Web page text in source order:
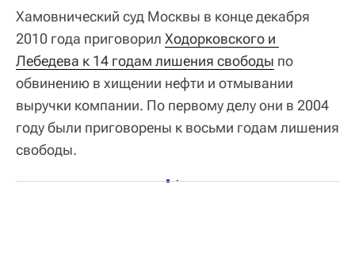
Хамовнический суд Москвы в конце декабря
2010 года приговорил Ходорковского и
Лебедева к 14 годам лишения свободы по
обвинению в хищении нефти и отмывании
выручки компании. По первому делу они в 2004
году были приговорены к восьми годам лишения
свободы.